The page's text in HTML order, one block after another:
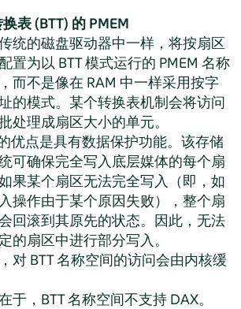
表 (BTT) 的 PMEM
统的磁盘驱动器中一样，将按扇区
置为以 BTT 模式运行的 PMEM 名称
而不是像在 RAM 中一样采用按字
的模式。某个转换表机制会将访问
处理成扇区大小的单元。
优点是具有数据保护功能。该存储
可确保完全写入底层媒体的每个扇
果某个扇区无法完全写入（即，如
操作由于某个原因失败），整个扇
回滚到其原先的状态。因此，无法
的扇区中进行部分写入。
对 BTT 名称空间的访问会由内核缓
于，BTT 名称空间不支持 DAX。